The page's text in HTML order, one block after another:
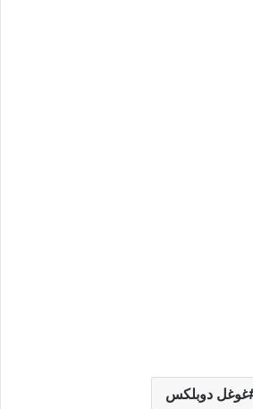
غوغل دوبلكس